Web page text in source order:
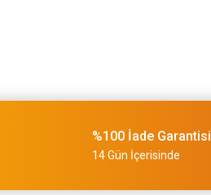
%100 İade Garantisi
14 Gün İçerisinde